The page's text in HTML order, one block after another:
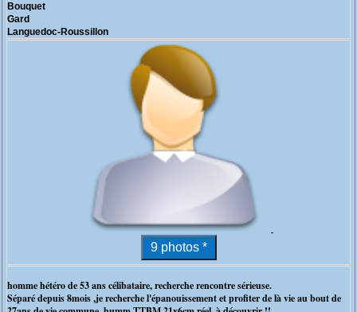
Bouquet
Gard
Languedoc-Roussillon
homme hétéro de 53 ans célibataire, recherche rencontre sérieuse.
Séparé depuis 8mois ,je recherche l'épanouissement et profiter de là vie au bout de